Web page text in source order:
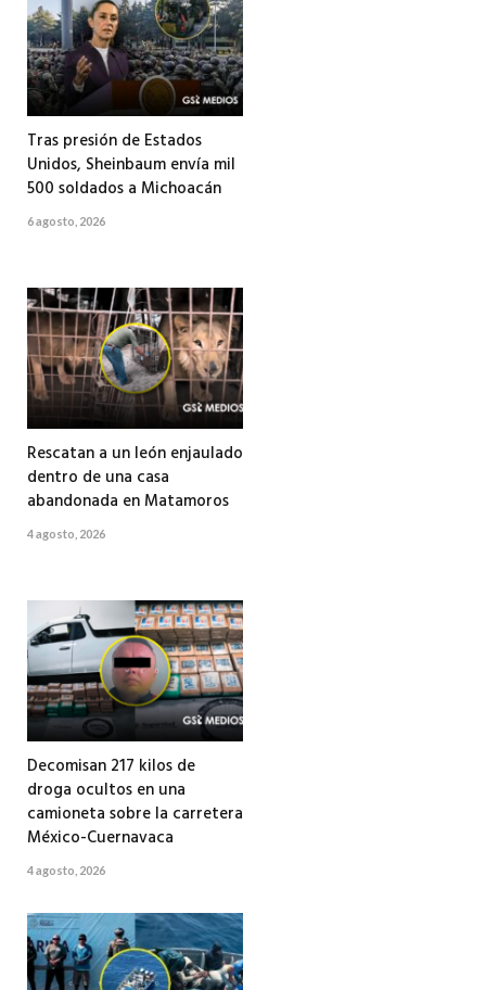
Tras presión de Estados
Unidos, Sheinbaum envía mil
500 soldados a Michoacán
6 agosto, 2026
Rescatan a un león enjaulado
dentro de una casa
abandonada en Matamoros
4 agosto, 2026
Decomisan 217 kilos de
droga ocultos en una
camioneta sobre la carretera
México-Cuernavaca
4 agosto, 2026